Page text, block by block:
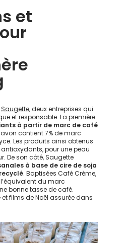
et
Saugette, deux entreprises qui
et responsable. La première
à partir de marc de café
contient 7% de marc
Les produits ainsi obtenus
pour une peau
De son côté, Saugette
à base de cire de soja
. Baptisées Café Crème,
du marc
bonne tasse de café.
films de Noël assurée dans